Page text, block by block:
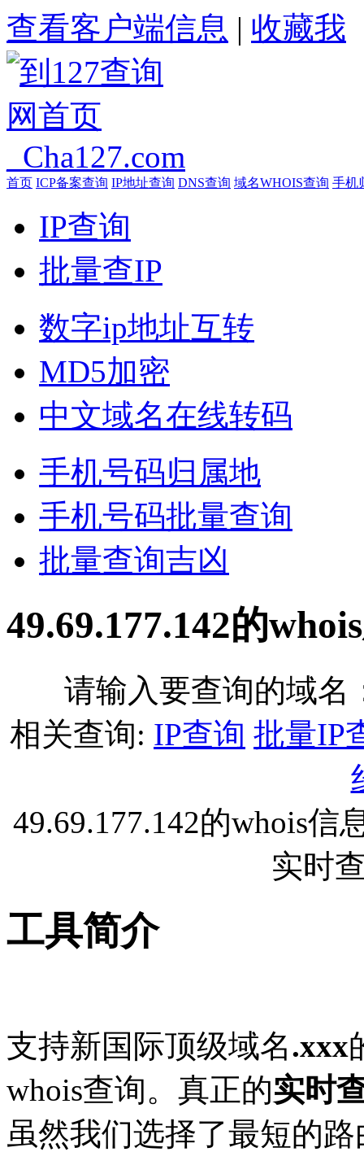
查看客户端信息 | 收藏我
首页 ICP备案查询 IP地址查询 DNS查询 域名WHOIS查询 手机
IP查询
批量查IP
数字ip地址互转
MD5加密
中文域名在线转码
手机号码归属地
手机号码批量查询
批量查询吉凶
49.69.177.142的
请输入要查询的域名
相关查询: IP查询 批量IP
49.69.177.142的whois
实时
工具简介
支持新国际顶级域名.xxx
whois查询。真正的实时
虽然我们选择了最短的